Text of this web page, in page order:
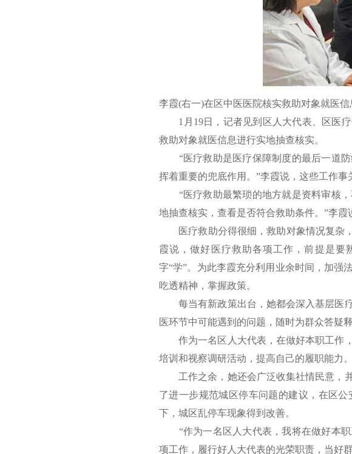
李霞(右一)在区中医医院核实救助对象就医
1月19日，记者见到区人大代表、区医疗
救助对象就医信息进行实地抽查核实。
“医疗救助是医疗保障制度的最后一道防
挥着重要的兜底作用。”李霞说，这些工作事
“医疗救助最繁琐的地方就是资料审核，
地抽查核实，查看是否符合救助条件。”李霞
医疗救助分得很细，救助对象情况复杂，
霞说，做好医疗救助各项工作，前提是要
字“学”。为此李霞充分利用业余时间，加强
吃透精神，掌握政策。
每当有新政策出台，她都会深入基层医疗
医环节中可能遇到的问题，随时为群众答疑释
作为一名区人大代表，在做好本职工作，
培训和视察调研活动，提高自己的履职能力。
工作之余，她还会广泛收集社情民意，并
了进一步规范城区停车问题的建议，在区
下，城区乱停车现象得到改善。
“作为一名区人大代表，我将在做好本职
项工作，履行好人大代表的光荣职责，当好